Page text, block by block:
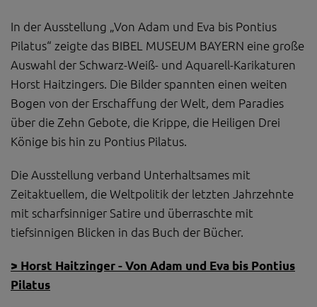
In der Ausstellung „Von Adam und Eva bis Pontius
Pilatus“ zeigte das BIBEL MUSEUM BAYERN eine große
Auswahl der Schwarz-Weiß- und Aquarell-Karikaturen
Horst Haitzingers. Die Bilder spannten einen weiten
Bogen von der Erschaffung der Welt, dem Paradies
über die Zehn Gebote, die Krippe, die Heiligen Drei
Könige bis hin zu Pontius Pilatus.
Die Ausstellung verband Unterhaltsames mit
Zeitaktuellem, die Weltpolitik der letzten Jahrzehnte
mit scharfsinniger Satire und überraschte mit
tiefsinnigen Blicken in das Buch der Bücher.
> Horst Haitzinger - Von Adam und Eva bis Pontius
Pilatus